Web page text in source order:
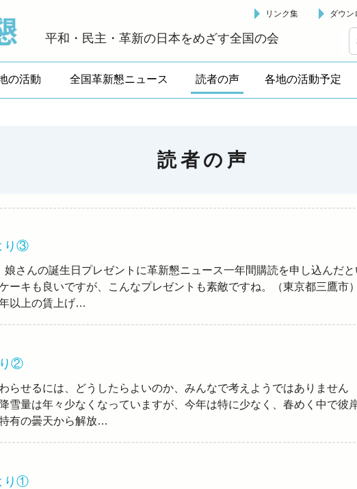
平和・民主・革新の日本をめざす全国の会
リンク集 ダウン
の活動 全国革新懇ニュース 読者の声 各地の活動予定
読者の声
り③
さんの誕生日プレゼントに革新懇ニュース一年間購読を申し込んだと
ーキも良いですが、こんなプレゼントも素敵ですね。（東京都三鷹市）
以上の賃上げ…
り②
らせるには、どうしたらよいのか、みんなで考えようではありません
雪量は年々少なくなっていますが、今年は特に少なく、春めく中で彼
有の曇天から解放…
り①